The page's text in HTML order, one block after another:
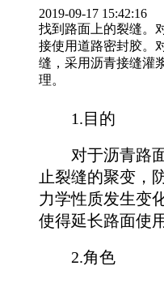
2019-09-17 15:42:16
找到路面上的裂缝。
接使用道路密封胶。
缝，采用沥青接缝灌
理。
1.目的
对于沥青路面
止裂缝的聚变，
力学性质发生变
使得延长路面使
2.角色